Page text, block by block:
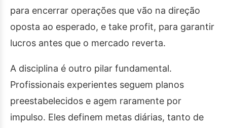
para encerrar operações que vão na direção
oposta ao esperado, e take profit, para garantir
lucros antes que o mercado reverta.
A disciplina é outro pilar fundamental.
Profissionais experientes seguem planos
preestabelecidos e agem raramente por
impulso. Eles definem metas diárias, tanto de